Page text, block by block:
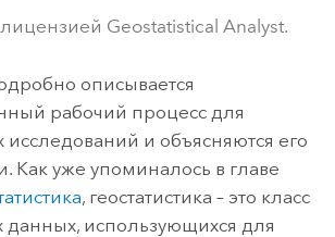
Geostatistical Analyst.
описывается
рабочий процесс для
исследований и объясняются его
Как уже упоминалось в главе
, геостатистика – это класс
данных, использующихся для